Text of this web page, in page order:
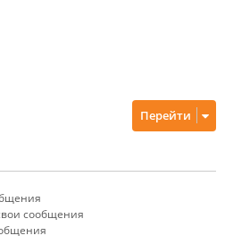
Перейти
сообщения